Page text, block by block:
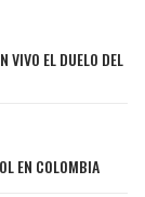
VIVO EL DUELO DEL
EN COLOMBIA